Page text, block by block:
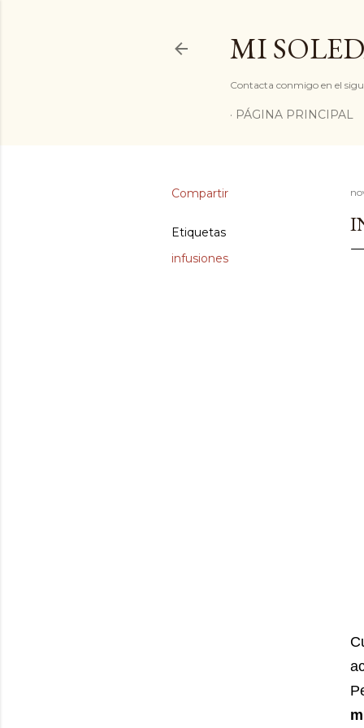
MI
Contacta conmigo en el
PÁGINA PRINCIPAL
Compartir
Etiquetas
infusiones